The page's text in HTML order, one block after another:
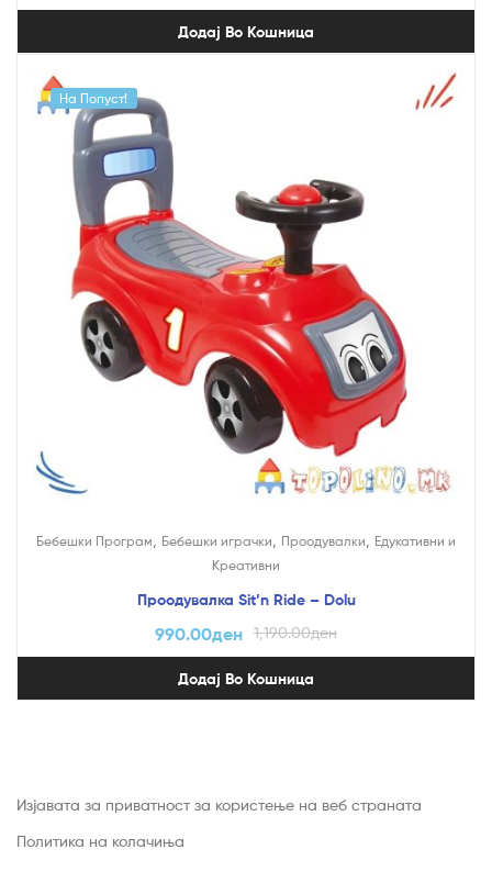
Додај Во Кошница
На Попуст!
Бебешки Програм, Бебешки играчки, Проодувалки, Едукативни и
Креативни
Проодувалка Sit’n Ride – Dolu
1,190.00ден
990.00ден
Додај Во Кошница
Изјавата за приватност за користење на веб страната
Политика на колачиња